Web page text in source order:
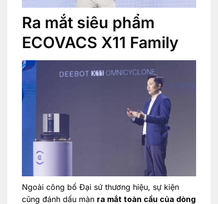
Ra mắt siêu phẩm
ECOVACS X11 Family
Ngoài công bố Đại sứ thương hiệu, sự kiện
cũng đánh dấu màn ra mắt toàn cầu của dòng